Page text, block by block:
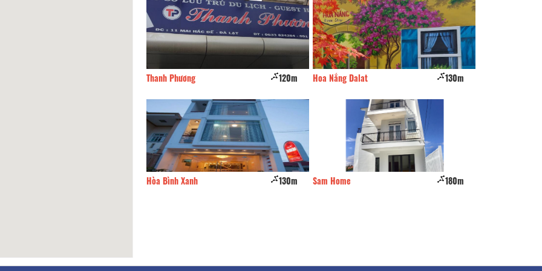
Thanh Phương 120m
Hòa Bình Xanh 130m
Hoa Nắng Dalat 130m
Sam Home 180m